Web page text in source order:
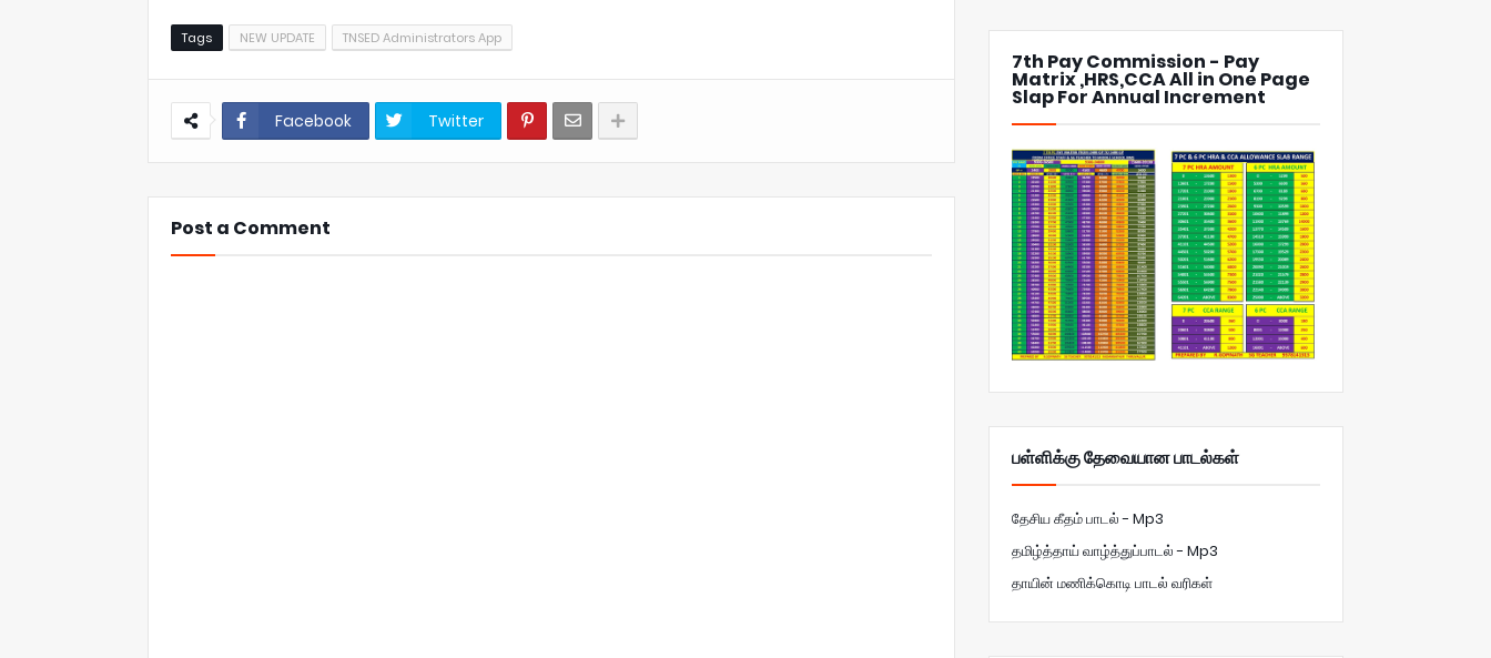
Tags NEW UPDATE TNSED Administrators App
Facebook Twitter
Post a Comment
7th Pay Commission - Pay
Matrix ,HRS,CCA All in One Page
Slap For Annual Increment
பள்ளிக்கு தேவையான பாடல்கள்
தேசிய கீதம் பாடல் - Mp3
தமிழ்த்தாய் வாழ்த்துப்பாடல் - Mp3
தாயின் மணிக்கொடி பாடல் வரிகள்